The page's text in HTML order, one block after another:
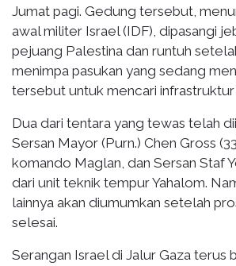
Jumat pagi. Gedung tersebut,
awal militer Israel (IDF), dipasangi
pejuang Palestina dan runtuh
menimpa pasukan yang sedang
tersebut untuk mencari infrastruktur
Dua dari tentara yang tewas telah
Sersan Mayor (Purn.) Chen Gross
komando Maglan, dan Sersan Staf
dari unit teknik tempur Yahalom.
lainnya akan diumumkan setelah
selesai.
Serangan Israel di Jalur Gaza terus